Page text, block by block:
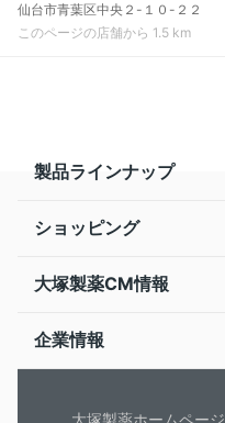
仙台市青葉区中央２-１０-２２
このページの店舗から 1.5 km
製品ラインナップ
ショッピング
大塚製薬CM情報
企業情報